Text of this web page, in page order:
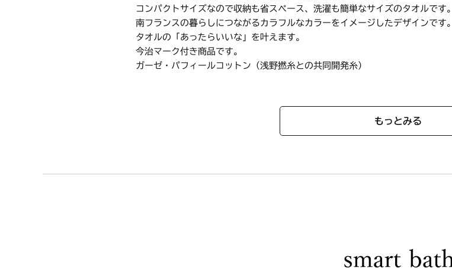
コンパクトサイズなので収納も省スペース、洗濯も簡単なサイズのタオルです。
南フランスの暮らしにつながるカラフルなカラーをイメージしたデザインです。
タオルの「あったらいいな」を叶えます。
今治マーク付き商品です。
ガーゼ・パフィールコットン（浅野撚糸との共同開発糸）
もっとみる